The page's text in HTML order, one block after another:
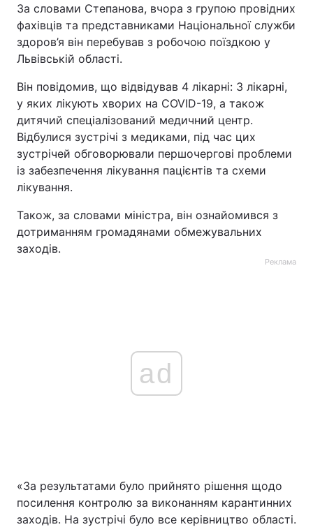
За словами Степанова, вчора з групою провідних
фахівців та представниками Національної служби
здоров’я він перебував з робочою поїздкою у
Львівській області.
Він повідомив, що відвідував 4 лікарні: 3 лікарні,
у яких лікують хворих на COVID-19, а також
дитячий спеціалізований медичний центр.
Відбулися зустрічі з медиками, під час цих
зустрічей обговорювали першочергові проблеми
із забезпечення лікування пацієнтів та схеми
лікування.
Також, за словами міністра, він ознайомився з
дотриманням громадянами обмежувальних
заходів.
Реклама
ad
«За результатами було прийнято рішення щодо
посилення контролю за виконанням карантинних
заходів. На зустрічі було все керівництво області.